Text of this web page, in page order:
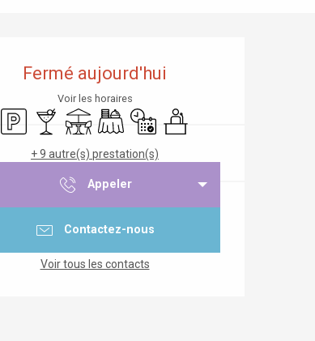
Fermé aujourd'hui
Voir les horaires
ParkingBar / Buvette
TerrasseBanquetUniquement sur réservation
Séminaires
+ 9 autre(s) prestation(s)
Appeler
Contactez-nous
Voir tous les contacts